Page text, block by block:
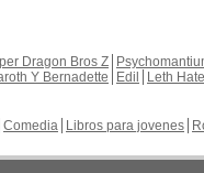
Dragon Bros Z
Y Bernadette Edil
Leth Hate
Comedia Libros para jovenes